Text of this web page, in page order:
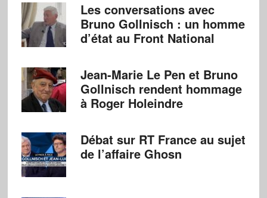
Les conversations avec
Bruno Gollnisch : un homme
d’état au Front National
Jean-Marie Le Pen et Bruno
Gollnisch rendent hommage
à Roger Holeindre
Débat sur RT France au sujet
de l’affaire Ghosn